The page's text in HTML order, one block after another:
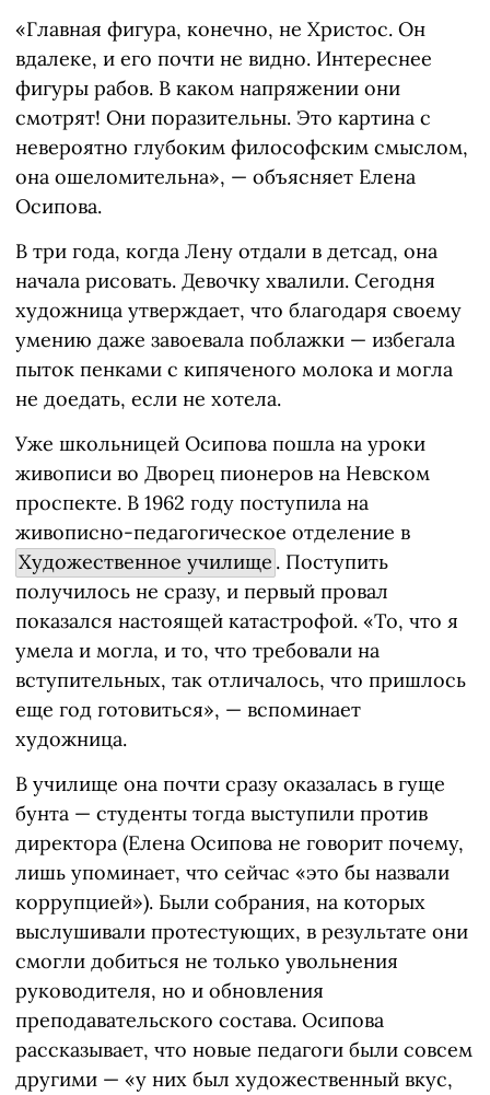
«Главная фигура, конечно, не Христос. Он
вдалеке, и его почти не видно. Интереснее
фигуры рабов. В каком напряжении они
смотрят! Они поразительны. Это картина с
невероятно глубоким философским смыслом,
она ошеломительна», — объясняет Елена
Осипова.
В три года, когда Лену отдали в детсад, она
начала рисовать. Девочку хвалили. Сегодня
художница утверждает, что благодаря своему
умению даже завоевала поблажки — избегала
пыток пенками с кипяченого молока и могла
не доедать, если не хотела.
Уже школьницей Осипова пошла на уроки
живописи во Дворец пионеров на Невском
проспекте. В 1962 году поступила на
живописно-педагогическое отделение в
Художественное училище . Поступить
получилось не сразу, и первый провал
показался настоящей катастрофой. «То, что я
умела и могла, и то, что требовали на
вступительных, так отличалось, что пришлось
еще год готовиться», — вспоминает
художница.
В училище она почти сразу оказалась в гуще
бунта — студенты тогда выступили против
директора (Елена Осипова не говорит почему,
лишь упоминает, что сейчас «это бы назвали
коррупцией»). Были собрания, на которых
выслушивали протестующих, в результате они
смогли добиться не только увольнения
руководителя, но и обновления
преподавательского состава. Осипова
рассказывает, что новые педагоги были совсем
другими — «у них был художественный вкус,